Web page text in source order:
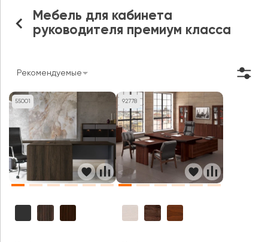
Мебель для кабинета
руководителя премиум класса
Рекомендуемые
55001 92778